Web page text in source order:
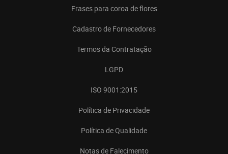
Frases para coroa de flores
Cadastro de Fornecedores
Termos da Contratação
LGPD
ISO 9001:2015
Política de Privacidade
Política de Qualidade
Notas de Falecimento